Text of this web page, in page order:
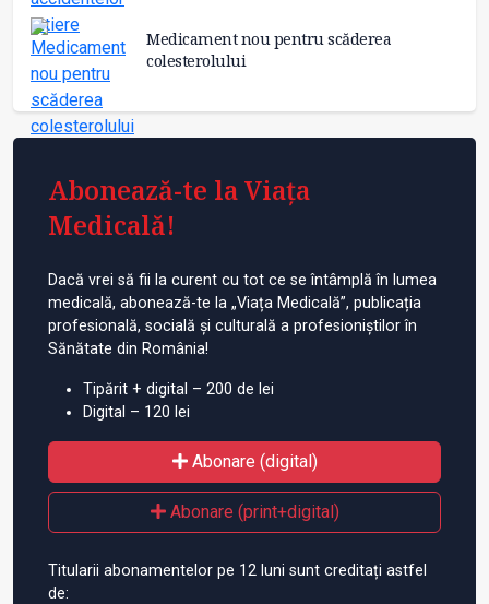
Medicament nou pentru scăderea
colesterolului
Abonează-te la Viața
Medicală!
Dacă vrei să fii la curent cu tot ce se întâmplă în lumea
medicală, abonează-te la „Viața Medicală”, publicația
profesională, socială și culturală a profesioniștilor în
Sănătate din România!
Tipărit + digital – 200 de lei
Digital – 120 lei
Abonare (digital)
Abonare (print+digital)
Titularii abonamentelor pe 12 luni sunt creditați astfel
de: